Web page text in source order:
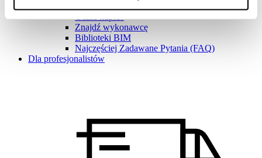
Znajdź wykonawcę
Biblioteki BIM
Najczęściej Zadawane Pytania (FAQ)
Dla profesjonalistów